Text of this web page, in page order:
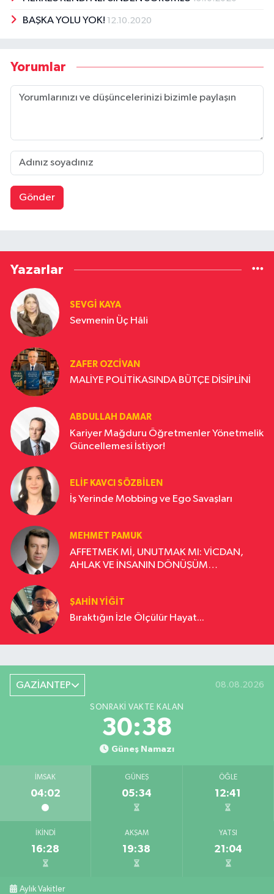
BAŞKA YOLU YOK! 12.10.2020
Yorumlar
Gönder
Yazarlar
SEVGI KAYA
Sevmenin Üç Hâli
ZAFER OZCIVAN
MALİYE POLİTİKASINDA BÜTÇE DİSİPLİNİ
ABDULLAH DAMAR
Kariyer Mağduru Öğretmenler Yönetmelik
Güncellemesi İstiyor!
ELIF KAVCI SÖZBILEN
İş Yerinde Mobbing ve Ego Savaşları
MEHMET PAMUK
AFFETMEK Mİ, UNUTMAK MI: VİCDAN,
AHLAK VE İNSANIN DÖNÜŞÜM
ŞAHIN YIĞIT
Bıraktığın İzle Ölçülür Hayat...
GAZİANTEP 08.08.2026
SONRAKI VAKTE KALAN
30:37
Güneş Namazı
İMSAK
04:02
GÜNEŞ
05:34
ÖĞLE
12:41
İKINDI
16:28
AKŞAM
19:38
YATSI
21:04
Aylık Vakitler